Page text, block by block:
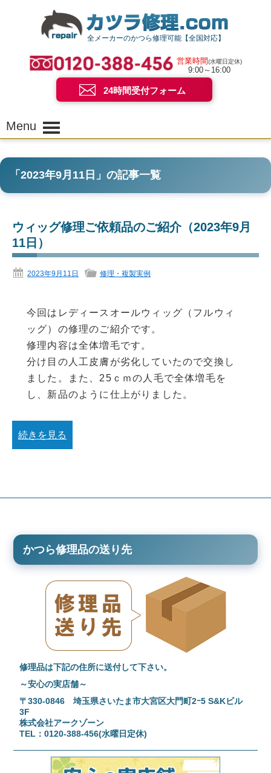
全メーカーのかつら修理可能【全国対応】
営業時間(水曜日定休)
9:00～16:00
24時間受付フォーム
Menu
「 2023年9月11日 」の記事一覧
ウィッグ修理ご依頼品のご紹介（2023年9月
11日）
2023年9月11日 修理・複製実例
今回はレディースオールウィッグ（フルウィ
ッグ）の修理のご紹介です。
修理内容は全体増毛です。
分け目の人工皮膚が劣化していたので交換し
ました。また、25ｃｍの人毛で全体増毛を
し、新品のように仕上がりました。
続きを見る
かつら修理品の送り先
修理品は下記の住所に送付して下さい。
～安心の実店舗～
〒330-0846 埼玉県さいたま市大宮区大門町2ｰ5 S&Kビル
3F
株式会社アークゾーン
TEL：0120-388-456(水曜日定休)